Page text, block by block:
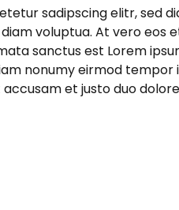
sadipscing elitr, sed
voluptua. At vero eos
sanctus est Lorem
nonumy eirmod
et justo duo